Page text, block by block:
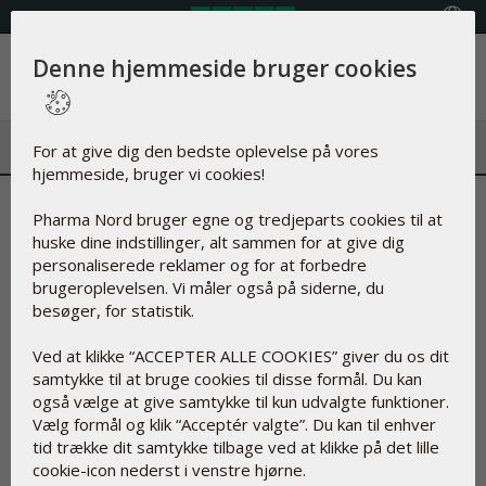
Menu
Kan vi bremse vores egen
aldringsproces?
14-08-2024
- Q10 og Selen fremhæves i ny artikel
Kan vi bremse vores egen
aldringsproces?
- Q10 og Selen fremhæves i ny artikel
Det har længe været kendt, at en kombination af Q10 og
Denne hjemmeside bruger cookies
For at give dig den bedste oplevelse på vores
hjemmeside, bruger vi cookies!
Pharma Nord bruger egne og tredjeparts cookies til at
huske dine indstillinger, alt sammen for at give dig
personaliserede reklamer og for at forbedre
brugeroplevelsen. Vi måler også på siderne, du
besøger, for statistik.
Ved at klikke “ACCEPTER ALLE COOKIES” giver du os dit
samtykke til at bruge cookies til disse formål. Du kan
også vælge at give samtykke til kun udvalgte funktioner.
Vælg formål og klik “Acceptér valgte”. Du kan til enhver
tid trække dit samtykke tilbage ved at klikke på det lille
cookie-icon nederst i venstre hjørne.